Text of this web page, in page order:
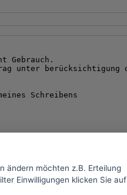
ändern möchten z.B. Erteilung
Einwilligungen klicken Sie auf